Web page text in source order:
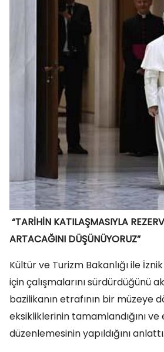
“TARİHİN KATILAŞMASIYLA
ARTACAĞINI DÜŞÜNÜYORUZ”
Kültür ve Turizm Bakanlığı ile
için çalışmalarını sürdürdüğünü
bazilikanın etrafının bir müzeye
eksikliklerinin tamamlandığını
düzenlemesinin yapıldığını anlattı.